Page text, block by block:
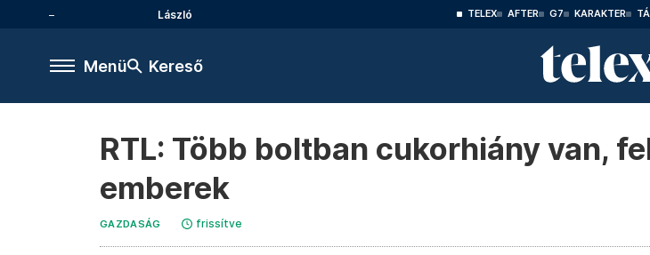
László TELEX AFTER G7 KARAKTER
Menü Kereső
RTL: Több boltban cukorhiány van,
emberek
GAZDASÁG frissítve